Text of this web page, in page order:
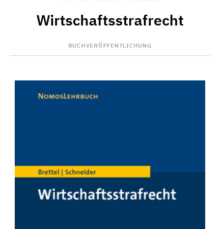
Wirtschaftsstrafrecht
BUCHVERÖFFENTLICHUNG